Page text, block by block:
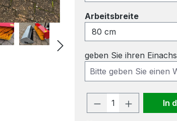
Arbeitsbreite
geben Sie ihren
Produkt In